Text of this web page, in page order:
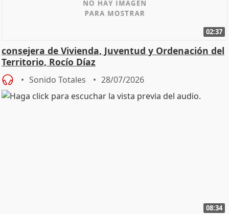
02:37
consejera de Vivienda, Juventud y Ordenación del
Territorio, Rocío Díaz
Sonido Totales 28/07/2026
08:34